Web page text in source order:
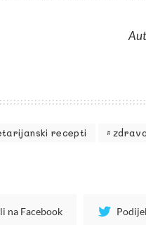
recepti
na Facebook